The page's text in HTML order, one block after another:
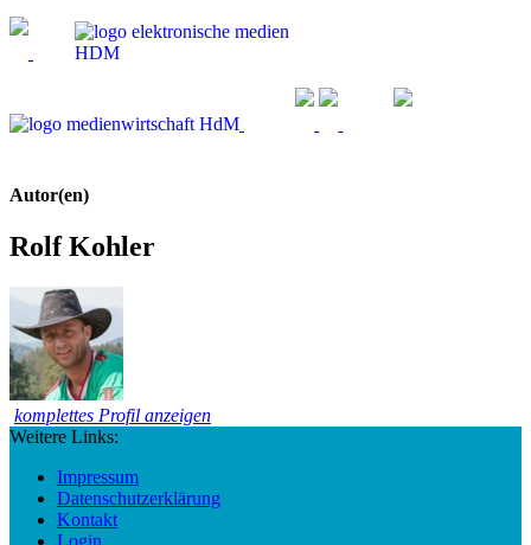
Autor(en)
Rolf Kohler
komplettes Profil anzeigen
Weitere Links:
Impressum
Datenschutzerklärung
Kontakt
Login